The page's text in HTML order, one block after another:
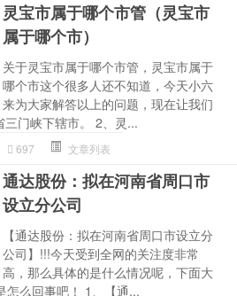
灵宝市属于哪个市管（灵宝市
属于哪个市）
关于灵宝市属于哪个市管，灵宝市属于
哪个市这个很多人还不知道，今天小六
来为大家解答以上的问题，现在让我们
门峡下辖市。 2、灵...
697 文章列表
通达股份：拟在河南省周口市
设立分公司
【通达股份：拟在河南省周口市设立分
公司】!!!今天受到全网的关注度非常
高，那么具体的是什么情况呢，下面大
怎么回事吧！ 1、【通...